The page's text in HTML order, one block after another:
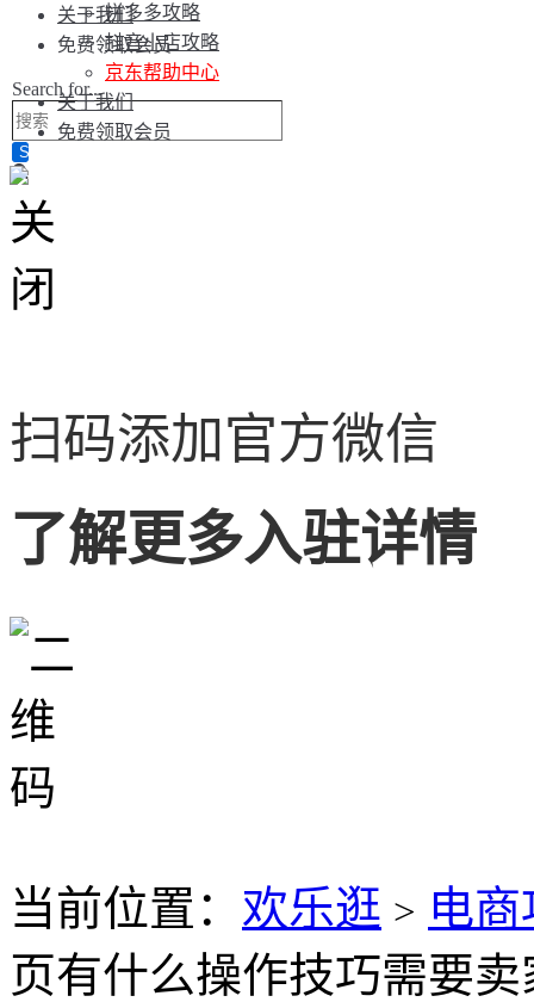
关于我们
免费领取会员
Search for...
拼多多攻略
抖音小店攻略
京东帮助中心
关于我们
免费领取会员
扫码添加官方微信
了解更多入驻详情
当前位置： 欢乐逛 > 电
页有什么操作技巧需要卖